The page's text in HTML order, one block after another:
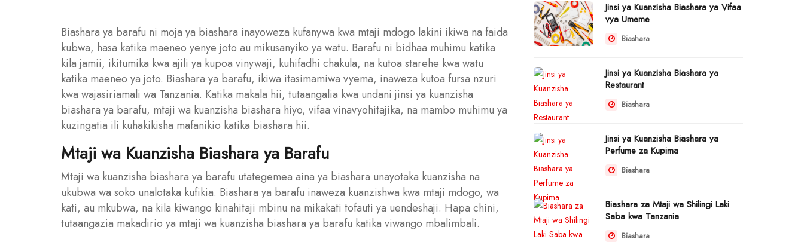
Biashara ya barafu ni moja ya biashara inayoweza kufanywa kwa mtaji mdogo lakini ikiwa na faida
kubwa, hasa katika maeneo yenye joto au mikusanyiko ya watu. Barafu ni bidhaa muhimu katika
kila jamii, ikitumika kwa ajili ya kupoa vinywaji, kuhifadhi chakula, na kutoa starehe kwa watu
katika maeneo ya joto. Biashara ya barafu, ikiwa itasimamiwa vyema, inaweza kutoa fursa nzuri
kwa wajasiriamali wa Tanzania. Katika makala hii, tutaangalia kwa undani jinsi ya kuanzisha
biashara ya barafu, mtaji wa kuanzisha biashara hiyo, vifaa vinavyohitajika, na mambo muhimu ya
kuzingatia ili kuhakikisha mafanikio katika biashara hii.
Mtaji wa Kuanzisha Biashara ya Barafu
Mtaji wa kuanzisha biashara ya barafu utategemea aina ya biashara unayotaka kuanzisha na
ukubwa wa soko unalotaka kufikia. Biashara ya barafu inaweza kuanzishwa kwa mtaji mdogo, wa
kati, au mkubwa, na kila kiwango kinahitaji mbinu na mikakati tofauti ya uendeshaji. Hapa chini,
tutaangazia makadirio ya mtaji wa kuanzisha biashara ya barafu katika viwango mbalimbali.
Jinsi ya Kuanzisha Biashara ya Vifaa
vya Umeme
Biashara
Jinsi ya Kuanzisha Biashara ya
Restaurant
Biashara
Jinsi ya Kuanzisha Biashara ya
Perfume za Kupima
Biashara
Biashara za Mtaji wa Shilingi Laki
Saba kwa Tanzania
Biashara